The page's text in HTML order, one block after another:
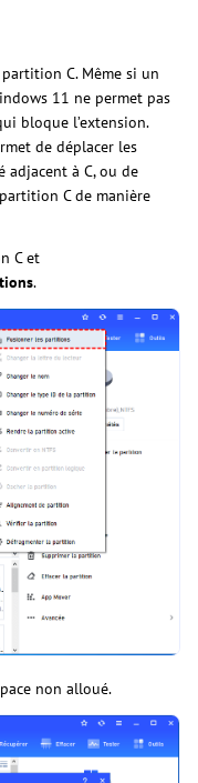
C. Même si un
11 ne permet pas
bloque l’extension.
de déplacer les
adjacent à C, ou de
C de manière
C et
.
non alloué.